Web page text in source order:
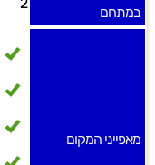
במתחם
2
מאפייני המקום